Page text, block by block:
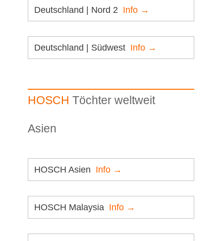
Deutschland | Nord 2 Info →
Deutschland | Südwest Info →
HOSCH Töchter weltweit
Asien
HOSCH Asien Info →
HOSCH Malaysia Info →